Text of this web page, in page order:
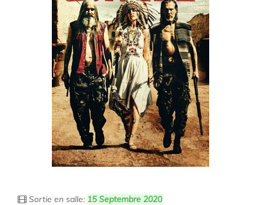
Sortie en salle: 15 Septembre 2020